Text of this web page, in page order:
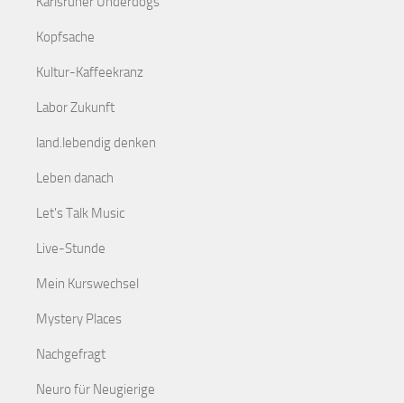
Kopfsache
Kultur-Kaffeekranz
Labor Zukunft
land.lebendig denken
Leben danach
Let's Talk Music
Live-Stunde
Mein Kurswechsel
Mystery Places
Nachgefragt
Neuro für Neugierige